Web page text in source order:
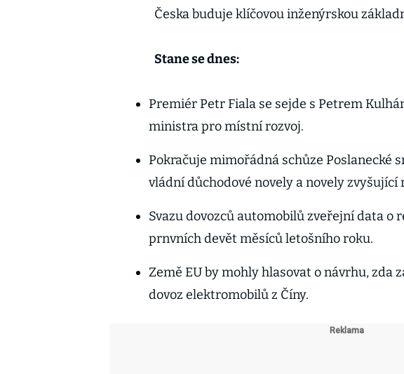
Česka buduje klíčovou inženýrskou
Stane se dnes:
Premiér Petr Fiala se sejde s Petrem
ministra pro místní rozvoj.
Pokračuje mimořádná schůze Poslanecké
vládní důchodové novely a novely
Svazu dovozců automobilů zveřejní data o
prnvních devět měsíců letošního roku.
Země EU by mohly hlasovat o návrhu, zda
dovoz elektromobilů z Číny.